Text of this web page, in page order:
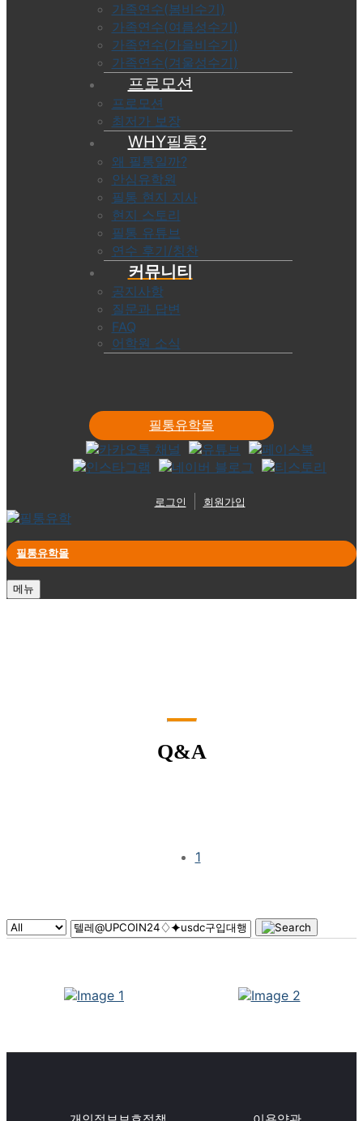
가족연수(봄비수기)
가족연수(여름성수기)
가족연수(가을비수기)
가족연수(겨울성수기)
프로모션
프로모션
최저가 보장
WHY필통?
왜 필통일까?
안심유학원
필통 현지 지사
현지 스토리
필통 유튜브
연수 후기/칭찬
커뮤니티
공지사항
질문과 답변
FAQ
어학원 소식
로그인 회원가입
필통유학몰
필통유학몰
메뉴
Q&A
1